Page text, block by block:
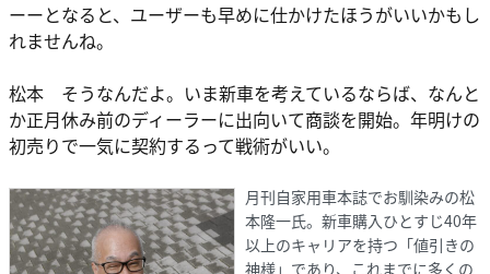
ーーとなると、ユーザーも早めに仕かけたほうがいいかもし
れませんね。
松本 そうなんだよ。いま新車を考えているならば、なんと
か正月休み前のディーラーに出向いて商談を開始。年明けの
初売りで一気に契約するって戦術がいい。
月刊自家用車本誌でお馴染みの松
本隆一氏。新車購入ひとすじ40年
以上のキャリアを持つ「値引きの
神様」であり、これまでに多くの